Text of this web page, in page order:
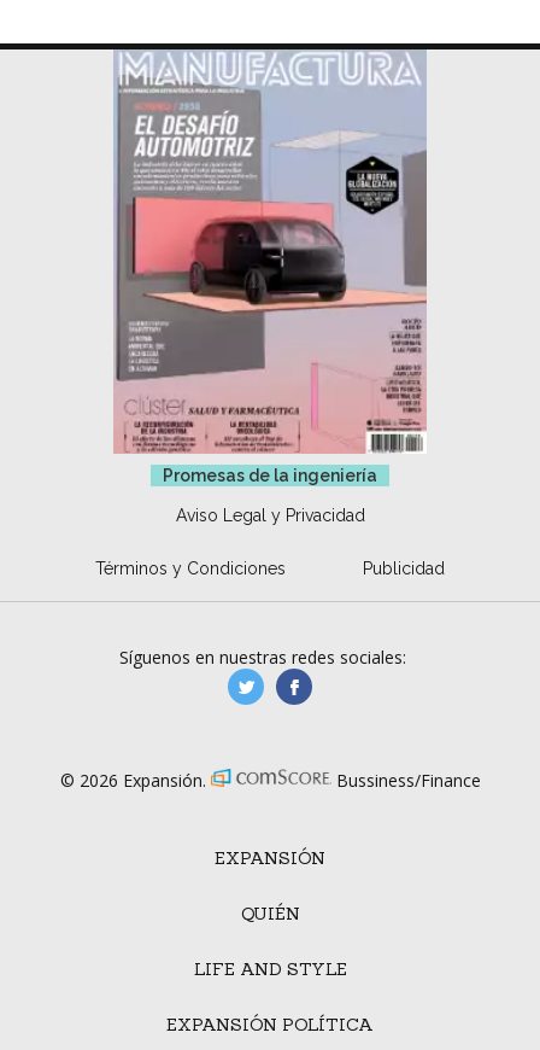
Promesas de la ingeniería
Aviso Legal y Privacidad
Términos y Condiciones Publicidad
EXPANSIÓN
QUIÉN
LIFE AND STYLE
EXPANSIÓN POLÍTICA
Síguenos en nuestras redes sociales:
manufacturaGE
© 2026 Expansión. Bussiness/Finance